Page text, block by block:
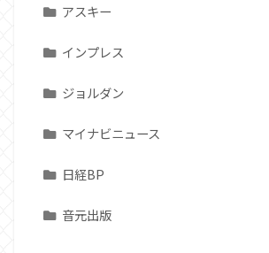
アスキー
インプレス
ジョルダン
マイナビニュース
日経BP
音元出版